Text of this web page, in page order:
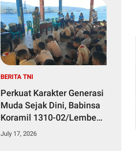
BERITA TNI
Perkuat Karakter Generasi
Muda Sejak Dini, Babinsa
Koramil 1310-02/Lembeh
Berikan Materi Bela
July 17, 2026